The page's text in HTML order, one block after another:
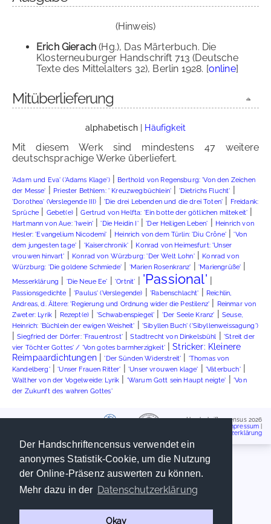
Der Handschriftencensus verwendet ein
anonymes Statistik-Cookie, um die Nutzung
der Online-Präsenz auswerten zu können.
Mehr dazu in der Datenschutzerklärung
Okay
(Hinweis)
Erich Gierach(Hg.), Das Märterbuch. Die
Klosterneuburger Handschrift 713 (Deutsche
Texte des Mittelalters 32), Berlin 1928. [online]
Mitüberlieferung
alphabetisch| Häufigkeit
Mit diesem Werk sind mindestens 47 weitere
deutschsprachige Werke überliefert.
'Adam und Eva' ('Adams Klage')| Berthold von Regensburg: 'Von den Zeichen
der Messe' | Priester Bethlem: ' Kreuzwegbüchlein' | 'Dietrichs Flucht' |
'Dorothea' (Verslegende III) | 'Die drei Lebenden und die drei Toten' | Freidank:
Sprüche | Gebet(e)|Gertrud von Helfta: 'Ein botte der götlichen miltekeit' |
Hartmann von Aue: 'Iwein' |'Die Heidin I'|'Der Heiligen Leben' | Heinrich von
Hesler: 'Evangelium Nicodemi' | Heinrich von dem Türlin: 'Diu Crône'|'Von
dem jungesten tage' | 'Kaiserchronik'| Konrad von Heimesfurt: 'Unser
vrouwen hinvart' | Konrad von Würzburg: 'Der Welt Lohn'| Konrad von
Würzburg: 'Die goldene Schmiede' | 'Marien Rosenkranz' |'Mariengrüße' |
Messerklärung | 'Die Neue Ee' |'Ortnit' | 'Passional' |
Passionsgedichte |'Paulus' (Verslegende) |'Rabenschlacht' | Reichlin,
Andreas, d. Ältere: 'Regierung und Ordnung wider die Pestilenz' | Reinmar von
Zweter: Lyrik | Rezept(e) | 'Schwabenspiegel' | 'Der Seele Kranz' | Seuse,
Heinrich: 'Büchlein der ewigen Weisheit' | 'Sibyllen Buch' ('Sibyllenweissagung')
|Siegfried der Dörfer: 'Frauentrost'|Stadtrecht von Dinkelsbühl |'Streit der
vier Töchter Gottes' / 'Von gotes barmherzigkeit'|Stricker: Kleinere
Reimpaardichtungen|'Der Sünden Widerstreit' | 'Thomas von
Kandelberg'|'Unser Frauen Ritter' |'Unser vrouwen klage' | 'Väterbuch'|
Walther von der Vogelweide: Lyrik | 'Warum Gott sein Haupt neigte' |'Von
der Zukunft des wahren Gottes'
Handschriftencensus 2026
Impressum
Datenschutzerklärung